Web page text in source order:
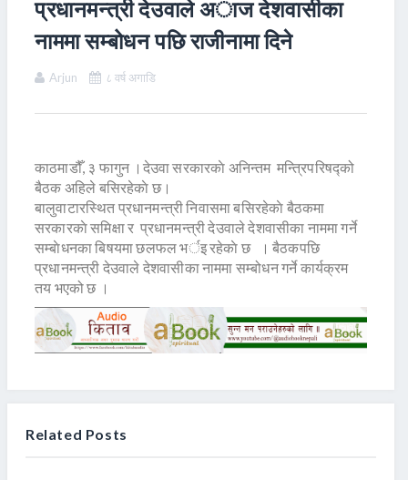
प्रधानमन्त्री देउवाले अाज देशवासीका
नाममा सम्बोधन पछि राजीनामा दिने
Arjun ८ वर्ष अगाडि
काठमाडौँ, ३ फागुन ।देउवा सरकारकाे अनिन्तम मन्त्रिपरिषद्को
बैठक अहिले बसिरहेकाे छ।
बालुवाटारस्थित प्रधानमन्त्री निवासमा बसिरहेकाे बैठकमा
सरकारकाे समिक्षा र प्रधानमन्त्री देउवाले देशवासीका नाममा गर्ने
सम्बाेधनका बिषयमा छलफल भर्इ रहेकाे छ । बैठकपछि
प्रधानमन्त्री देउवाले देशवासीका नाममा सम्बोधन गर्ने कार्यक्रम
तय भएको छ ।
Related Posts